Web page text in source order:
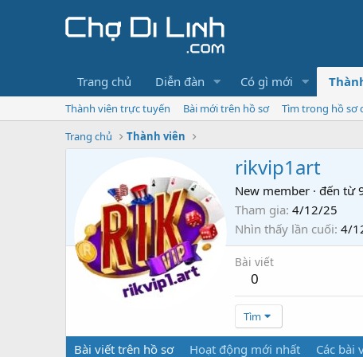
Trang chủ Diễn đàn Có gì mới
Thành viên trực tuyến Bài mới trên hồ sơ
Tìm trong hồ sơ
Trang chủ
Thành viên
rikvip1art
New member · đến từ
Tham gia 4/12/25
Nhìn thấy lần cuối 4/
Bài viết
0
Tìm
Bài viết trên hồ sơ Hoạt động mới nhất Các bài